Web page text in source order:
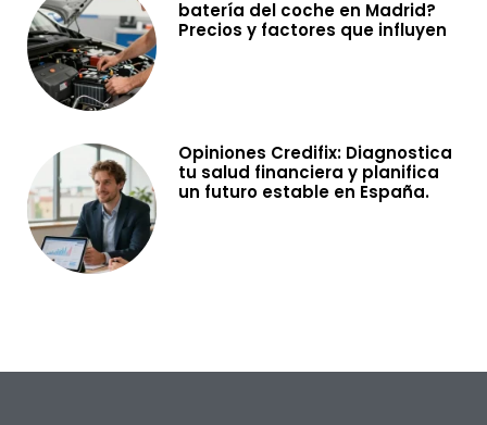
batería del coche en Madrid?
Precios y factores que influyen
Opiniones Credifix: Diagnostica
tu salud financiera y planifica
un futuro estable en España.